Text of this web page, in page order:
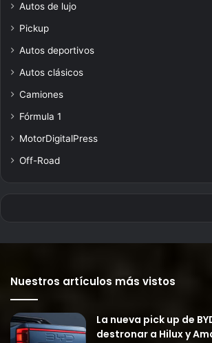
Autos de lujo
Pickup
Autos deportivos
Autos clásicos
Camiones
Fórmula 1
MotorDigitalPress
Off-Road
Nuestros artículos más vistos
La nueva pick up de
destronar a Hilux y